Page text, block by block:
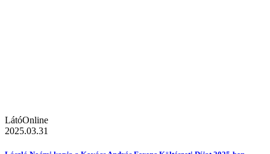
LátóOnline
2025.03.31